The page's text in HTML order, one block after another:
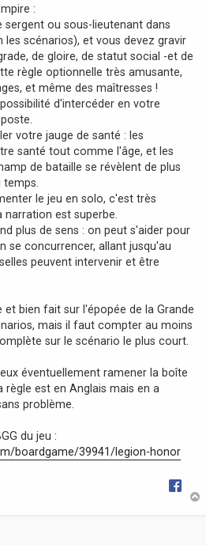
:
ou sous-lieutenant dans
les scénarios), et vous devez gravir
de gloire, de statut social -et de
règle optionnelle très amusante,
et même des maîtresses !
d'intercéder en votre
votre jauge de santé : les
santé tout comme l'âge, et les
de bataille se révèlent de plus
le jeu en solo, c'est très
est superbe.
plus de sens : on peut s'aider pour
se concurrencer, allant jusqu'au
peuvent intervenir et être
et bien fait sur l'épopée de la Grande
mais il faut compter au moins
sur le scénario le plus court.
éventuellement ramener la boîte
règle est en Anglais mais en a
problème.
du jeu :
boardgame/39941/legion-honor